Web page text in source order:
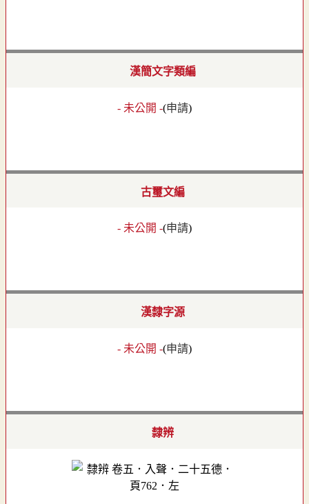
漢簡文字類編
- 未公開 -(申請)
古璽文編
- 未公開 -(申請)
漢隸字源
- 未公開 -(申請)
隸辨